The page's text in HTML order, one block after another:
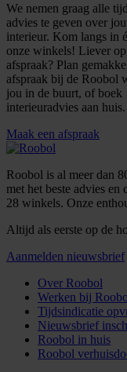
We nemen graag alle
advies te geven over
interieur. Kom langs in
onze winkels! Liever op
afspraak? Plan
afspraak bij de Roobol
jou in de buurt, of boek
interieuradvies aan huis.
Maak een afspraak
Roobol is al meer dan
met het beste advies
28 winkels. Onze
Altijd als eerste op de
Aanmelden nieuwsbrief
Over Roobol
Werken bij
Tijdsindicatie
Nieuwsbrief
Roobol in huis
Roobol